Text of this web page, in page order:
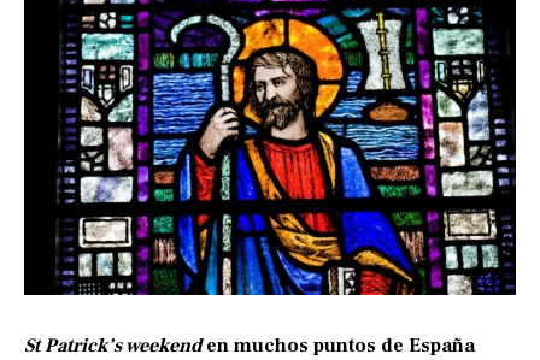
St Patrick’s weekenden muchos puntos de España